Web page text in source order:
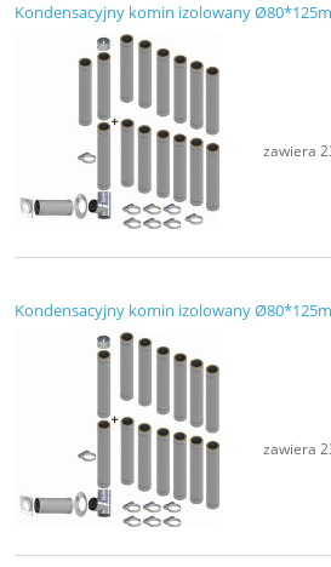
Kondensacyjny komin izolowany
zawiera
Kondensacyjny komin izolowany
zawiera